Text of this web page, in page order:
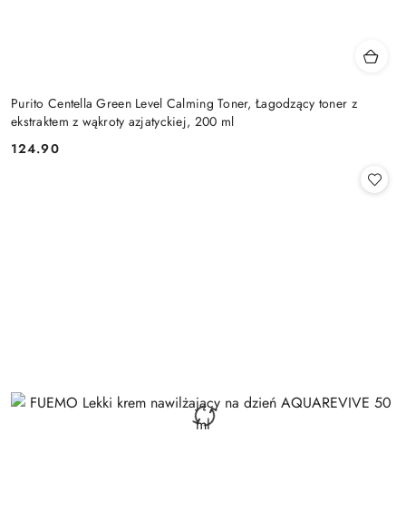
Purito Centella Green Level Calming Toner, Łagodzący toner z
ekstraktem z wąkroty azjatyckiej, 200 ml
Cena:
124.90